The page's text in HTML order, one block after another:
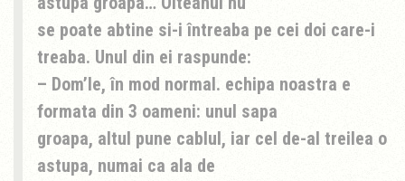
se poate abtine si-i întreaba pe cei doi care-i
treaba. Unul din ei raspunde:
– Dom’le, în mod normal. echipa noastra e
formata din 3 oameni: unul sapa
groapa, altul pune cablul, iar cel de-al treilea o
astupa, numai ca ala de